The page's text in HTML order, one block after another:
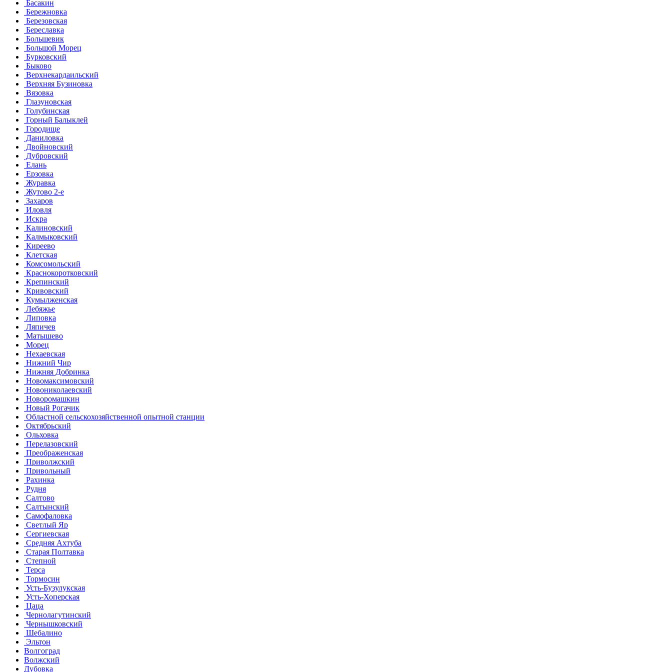
Басакин
Бережновка
Березовская
Береславка
Большевик
Большой Морец
Бурковский
Быково
Верхнекардаильский
Верхняя Бузиновка
Вязовка
Глазуновская
Голубинская
Горный Балыклей
Городище
Даниловка
Двойновский
Дубровский
Елань
Ерзовка
Журавка
Жутово 2-е
Захаров
Иловля
Искра
Калиновский
Калмыковский
Киреево
Клетская
Комсомольский
Краснокоротковский
Крепинский
Кривовский
Кумылженская
Лебяжье
Липовка
Ляпичев
Матышево
Морец
Нехаевская
Нижний Чир
Нижняя Добринка
Новомаксимовский
Новониколаевский
Новоромашкин
Новый Рогачик
Областной сельскохозяйственной опытной станции
Октябрьский
Ольховка
Перелазовский
Преображенская
Приволжский
Привольный
Рахинка
Рудня
Салтово
Салтынский
Самофаловка
Светлый Яр
Сергиевская
Средняя Ахтуба
Старая Полтавка
Степной
Терса
Тормосин
Усть-Бузулукская
Усть-Хоперская
Цаца
Чернолагутинский
Чернышковский
Шебалино
Эльтон
Волгоград
Волжский
Дубовка